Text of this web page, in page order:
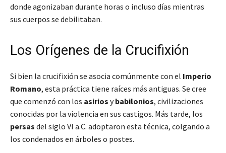
donde agonizaban durante horas o incluso días mientras
sus cuerpos se debilitaban.
Los Orígenes de la Crucifixión
Si bien la crucifixión se asocia comúnmente con el Imperio
Romano, esta práctica tiene raíces más antiguas. Se cree
que comenzó con los asirios ybabilonios, civilizaciones
conocidas por la violencia en sus castigos. Más tarde, los
persas del siglo VI a.C. adoptaron esta técnica, colgando a
los condenados en árboles o postes.